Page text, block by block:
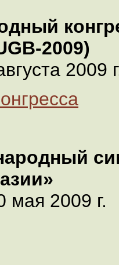
2009)
2009
мая 2009 г.